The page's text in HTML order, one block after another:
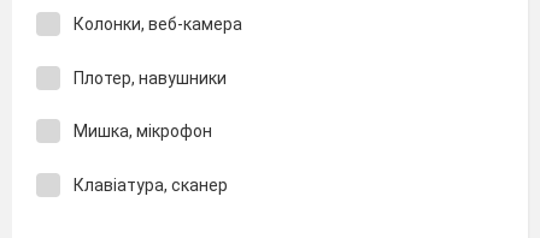
Колонки, веб-камера
Плотер, навушники
Мишка, мікрофон
Клавіатура, сканер